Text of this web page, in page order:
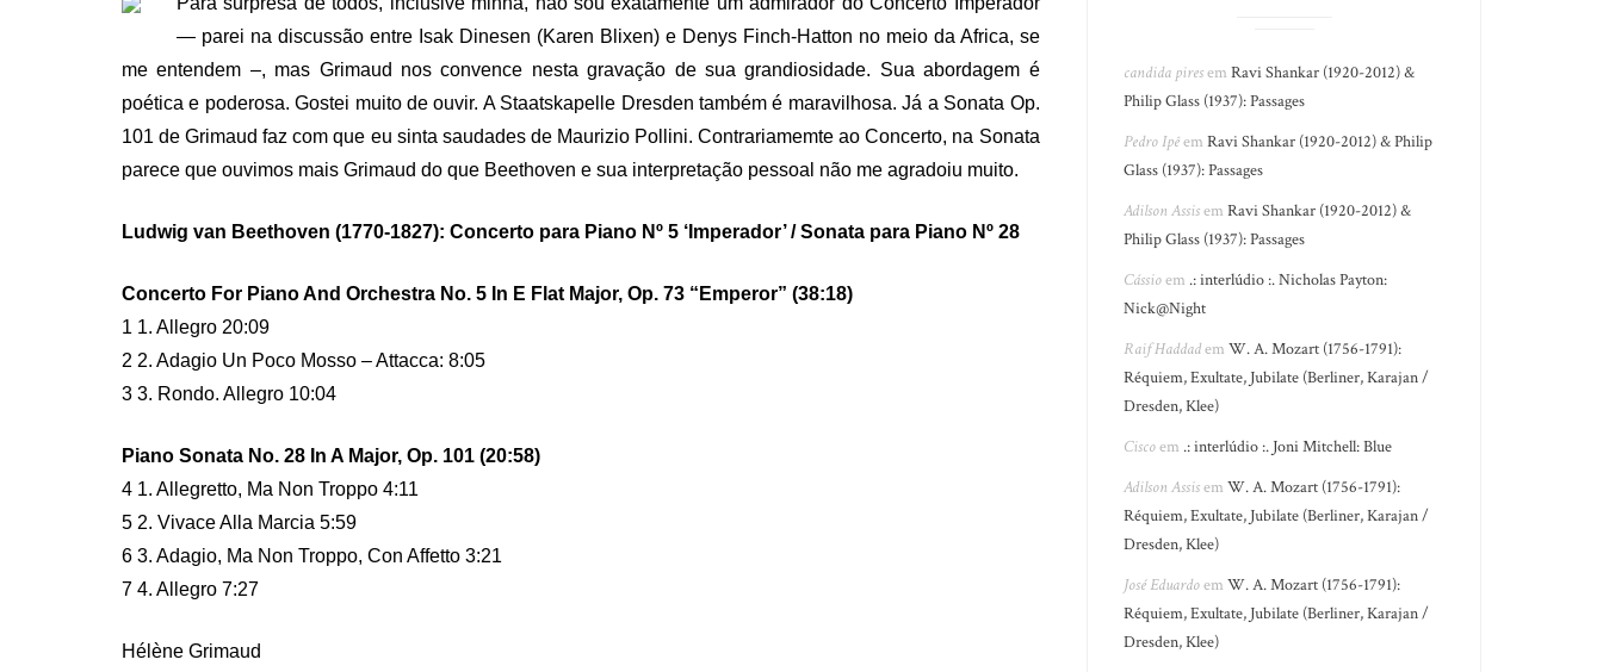
— parei na discussão entre Isak Dinesen (Karen Blixen) e Denys Finch-Hatton no meio da Africa, se
me entendem –, mas Grimaud nos convence nesta gravação de sua grandiosidade. Sua abordagem é
poética e poderosa. Gostei muito de ouvir. A Staatskapelle Dresden também é maravilhosa. Já a Sonata Op.
101 de Grimaud faz com que eu sinta saudades de Maurizio Pollini. Contrariamemte ao Concerto, na Sonata
parece que ouvimos mais Grimaud do que Beethoven e sua interpretação pessoal não me agradoiu muito.
Ludwig van Beethoven (1770-1827): Concerto para Piano Nº 5 ‘Imperador’ / Sonata para Piano Nº 28
Concerto For Piano And Orchestra No. 5 In E Flat Major, Op. 73 “Emperor” (38:18)
1 1. Allegro 20:09
2 2. Adagio Un Poco Mosso – Attacca: 8:05
3 3. Rondo. Allegro 10:04
Piano Sonata No. 28 In A Major, Op. 101 (20:58)
4 1. Allegretto, Ma Non Troppo 4:11
5 2. Vivace Alla Marcia 5:59
6 3. Adagio, Ma Non Troppo, Con Affetto 3:21
7 4. Allegro 7:27
Hélène Grimaud
candida piresemRavi Shankar (1920-2012) &
Philip Glass (1937): Passages
Pedro IpêemRavi Shankar (1920-2012) & Philip
Glass (1937): Passages
Adilson AssisemRavi Shankar (1920-2012) &
Philip Glass (1937): Passages
Cássioem .: interlúdio :. Nicholas Payton:
Nick@Night
Raif HaddademW. A. Mozart (1756-1791):
Réquiem, Exultate, Jubilate (Berliner, Karajan /
Dresden, Klee)
Ciscoem .: interlúdio :. Joni Mitchell: Blue
Adilson AssisemW. A. Mozart (1756-1791):
Réquiem, Exultate, Jubilate (Berliner, Karajan /
Dresden, Klee)
José EduardoemW. A. Mozart (1756-1791):
Réquiem, Exultate, Jubilate (Berliner, Karajan /
Dresden, Klee)